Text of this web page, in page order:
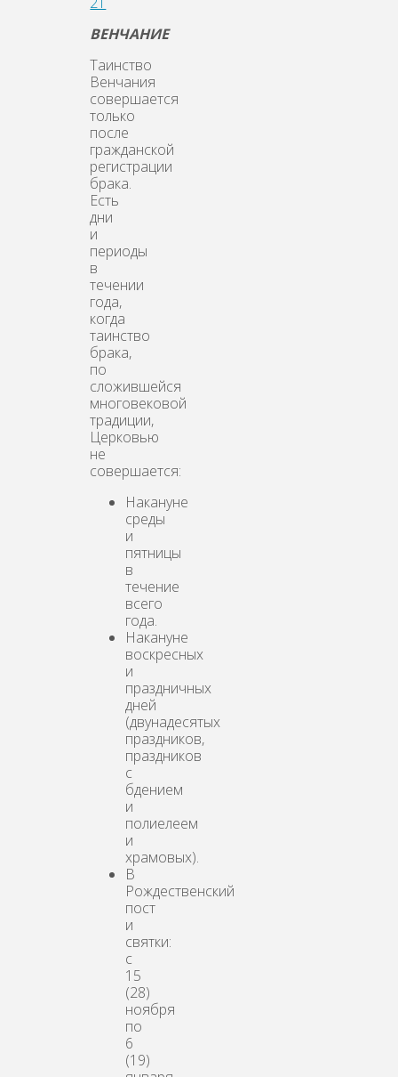
ВЕНЧАНИЕ
Таинство
Венчания
совершается
только
после
гражданской
регистрации
брака.
Есть
дни
и
периоды
в
течении
года,
когда
таинство
брака,
по
сложившейся
многовековой
традиции,
Церковью
не
совершается:
Накануне
среды
и
пятницы
в
течение
всего
года.
Накануне
воскресных
и
праздничных
дней
(двунадесятых
праздников,
праздников
с
бдением
и
полиелеем
и
храмовых).
В
Рождественский
пост
и
святки:
с
15
(28)
ноября
по
6
(19)